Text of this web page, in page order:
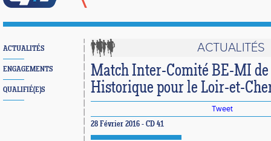
ACTUALITÉS
ENGAGEMENTS
QUALIFIÉ(E)S
ACTUALITÉS
Match Inter-Comité BE-MI de
Historique pour le Loir-et-
Tweet
28 Février 2016 - CD 41